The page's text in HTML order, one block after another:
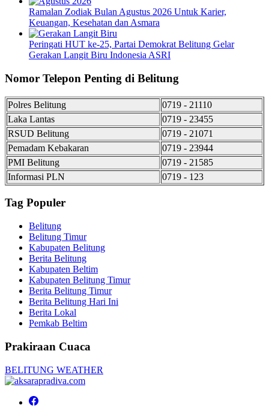
Ramalan Zodiak Bulan Agustus 2026 Untuk Karier,
Keuangan, Kesehatan dan Asmara
Peringati HUT ke-25, Partai Demokrat Belitung Gelar
Gerakan Langit Biru Indonesia ASRI
Nomor Telepon Penting di Belitung
Polres Belitung
0719 - 21110
Laka Lantas
0719 - 23455
RSUD Belitung
0719 - 21071
Pemadam Kebakaran
0719 - 23944
PMI Belitung
0719 - 21585
Informasi PLN
0719 - 123
Tag Populer
Belitung
Belitung Timur
Kabupaten Belitung
Berita Belitung
Kabupaten Beltim
Kabupaten Belitung Timur
Berita Belitung Timur
Berita Belitung Hari Ini
Berita Lokal
Pemkab Beltim
Prakiraan Cuaca
BELITUNG WEATHER